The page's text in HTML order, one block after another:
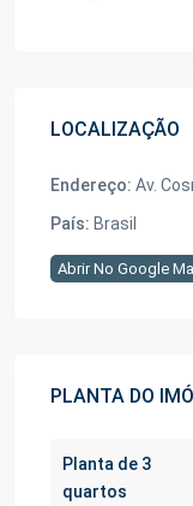
LOCALIZAÇÃO
Endereço: Av.
País: Brasil
Abrir No Google
PLANTA DO
Planta de 3
quartos